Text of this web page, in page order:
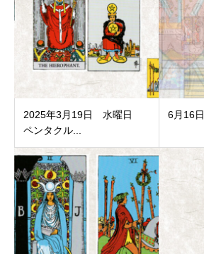
2025年3月19日 水曜日
ペンタクル...
6月16